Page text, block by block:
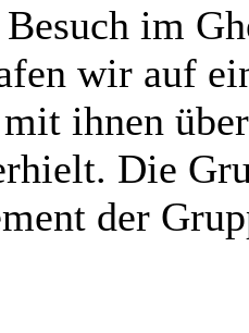
im
wir auf
ihnen
Die
der